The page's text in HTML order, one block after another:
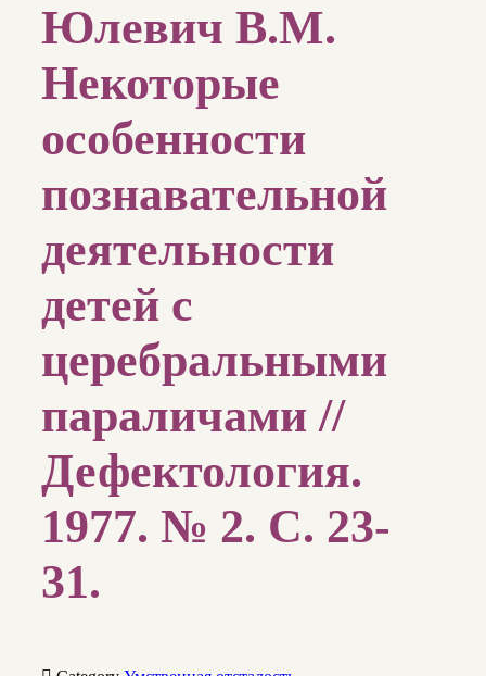
Юлевич В.М.
Некоторые
особенности
познавательной
деятельности
детей с
церебральными
параличами //
Дефектология.
1977. № 2. С. 23-
31.